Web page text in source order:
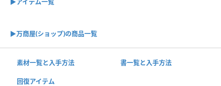
▶︎万商屋(ショップ)の商品一覧
素材一覧と入手方法 書一覧と入手方法
回復アイテム